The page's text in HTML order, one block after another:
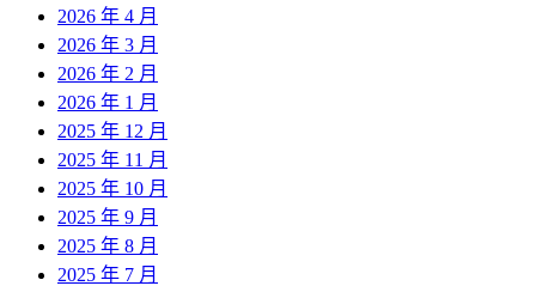
2026 年 4 月
2026 年 3 月
2026 年 2 月
2026 年 1 月
2025 年 12 月
2025 年 11 月
2025 年 10 月
2025 年 9 月
2025 年 8 月
2025 年 7 月